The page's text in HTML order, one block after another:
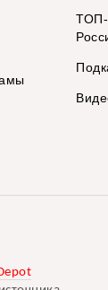
ТОП-